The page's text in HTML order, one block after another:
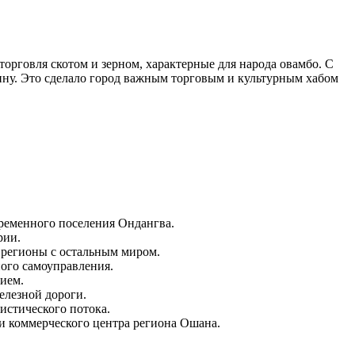
скотом и зерном, характерные для народа овамбо. С
Это сделало город важным торговым и культурным хабом
поселения Ондангва.
с остальным миром.
самоуправления.
дороги.
потока.
центра региона Ошана.